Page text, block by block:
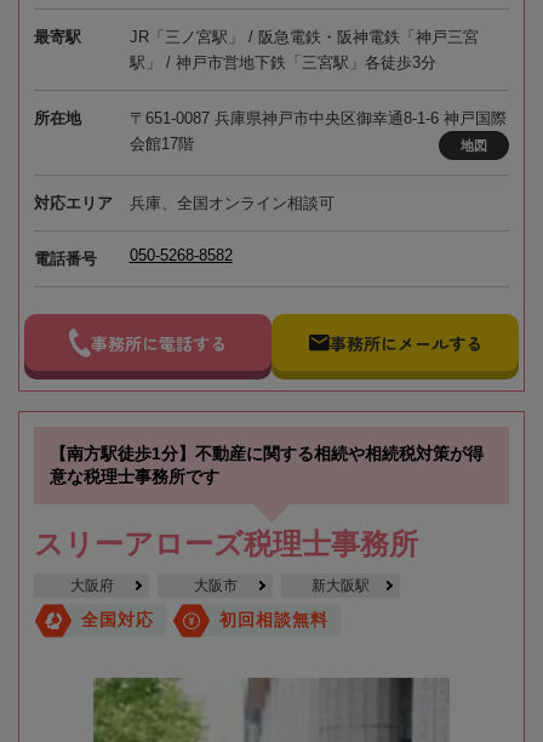
最寄駅
JR「三ノ宮駅」 / 阪急電鉄・阪神電鉄「神戸三宮
駅」 / 神戸市営地下鉄「三宮駅」各徒歩3分
所在地
〒651-0087 兵庫県神戸市中央区御幸通8-1-6 神戸国際
会館17階
地図
対応エリア 兵庫、全国オンライン相談可
電話番号 050-5268-8582
事務所に電話する 事務所にメールする
【南方駅徒歩1分】不動産に関する相続や相続税対策が得
意な税理士事務所です
スリーアローズ税理士事務所
大阪府 大阪市 新大阪駅
全国対応 初回相談無料